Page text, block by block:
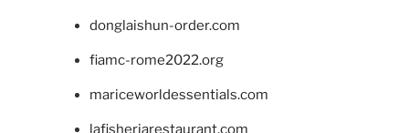
donglaishun-order.com
fiamc-rome2022.org
mariceworldessentials.com
lafisheriarestaurant.com